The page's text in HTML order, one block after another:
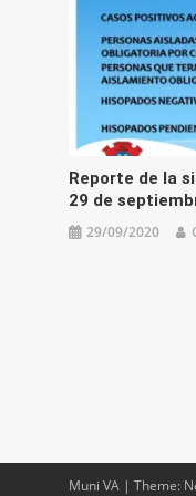
Reporte de la
29 de
29/09/2020
Muni VA | Theme: